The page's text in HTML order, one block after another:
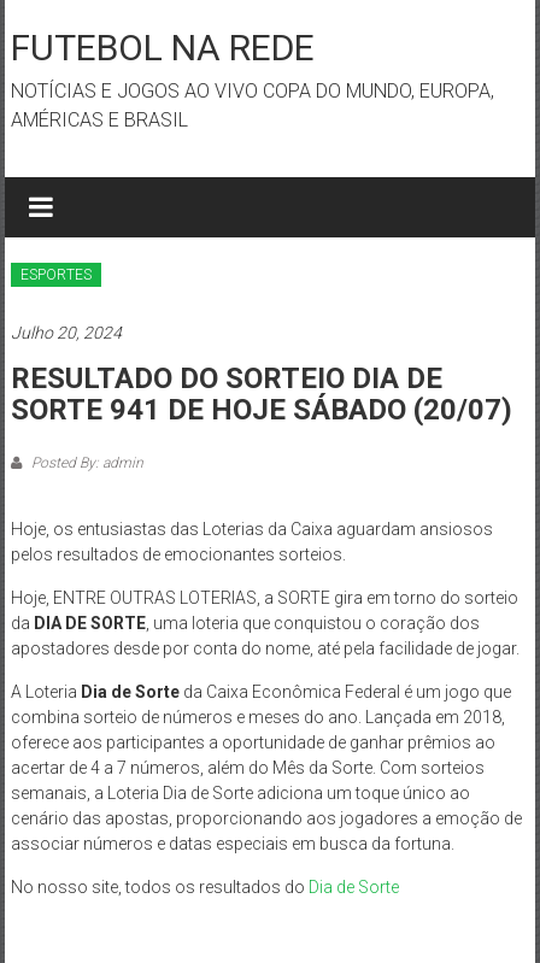
to
content
FUTEBOL NA REDE
NOTÍCIAS E JOGOS AO VIVO COPA DO MUNDO, EUROPA,
AMÉRICAS E BRASIL
ESPORTES
Julho 20, 2024
RESULTADO DO SORTEIO DIA DE
SORTE 941 DE HOJE SÁBADO (20/07)
Posted By: admin
Hoje, os entusiastas das Loterias da Caixa aguardam ansiosos
pelos resultados de emocionantes sorteios.
Hoje, ENTRE OUTRAS LOTERIAS, a SORTE gira em torno do sorteio
da DIA DE SORTE, uma loteria que conquistou o coração dos
apostadores desde por conta do nome, até pela facilidade de jogar.
A Loteria Dia de Sorteda Caixa Econômica Federal é um jogo que
combina sorteio de números e meses do ano. Lançada em 2018,
oferece aos participantes a oportunidade de ganhar prêmios ao
acertar de 4 a 7 números, além do Mês da Sorte. Com sorteios
semanais, a Loteria Dia de Sorte adiciona um toque único ao
cenário das apostas, proporcionando aos jogadores a emoção de
associar números e datas especiais em busca da fortuna.
No nosso site, todos os resultados do Dia de Sorte